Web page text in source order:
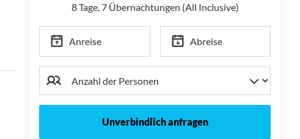
8 Tage, 7 Übernachtungen (All Inclusive)
Anreise Abreise
Unverbindlich anfragen